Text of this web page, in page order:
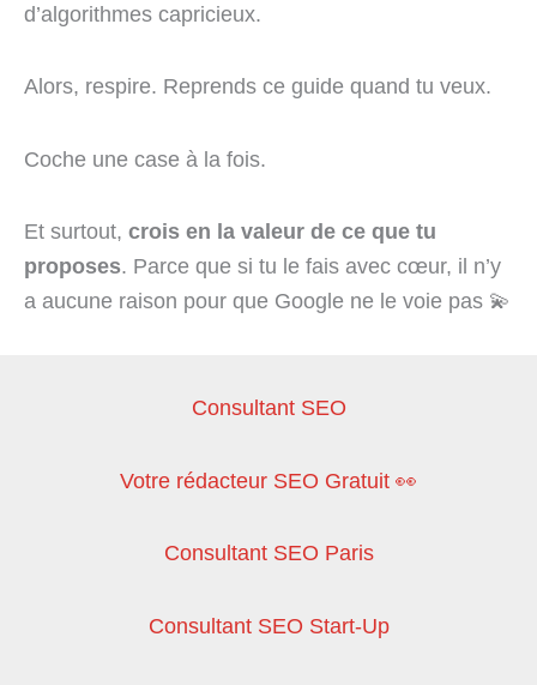
d’algorithmes capricieux.
Alors, respire. Reprends ce guide quand tu veux.
Coche une case à la fois.
Et surtout, crois en la valeur de ce que tu
proposes. Parce que si tu le fais avec cœur, il n’y
a aucune raison pour que Google ne le voie pas 💫
Consultant SEO
Votre rédacteur SEO Gratuit 👀
Consultant SEO Paris
Consultant SEO Start-Up